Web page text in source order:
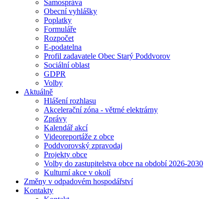
Samospráva
Obecní vyhlášky
Poplatky
Formuláře
Rozpočet
E-podatelna
Profil zadavatele Obec Starý Poddvorov
Sociální oblast
GDPR
Volby
Aktuálně
Hlášení rozhlasu
Akcelerační zóna - větrné elektrárny
Zprávy
Kalendář akcí
Videoreportáže z obce
Poddvorovský zpravodaj
Projekty obce
Volby do zastupitelstva obce na období 2026-2030
Kulturní akce v okolí
Změny v odpadovém hospodářství
Kontakty